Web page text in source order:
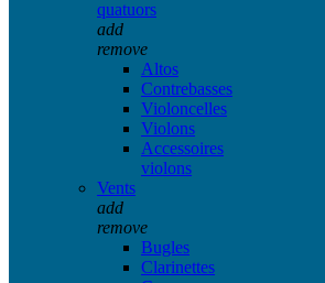
quatuors
add
remove
Altos
Contrebasses
Violoncelles
Violons
Accessoires
violons
Vents
add
remove
Bugles
Clarinettes